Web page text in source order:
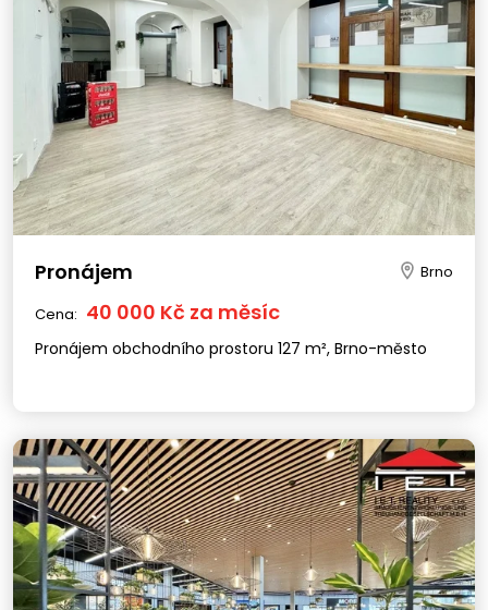
Pronájem Brno
Cena: 40 000 Kč za měsíc
Pronájem obchodního prostoru 127 m², Brno-město